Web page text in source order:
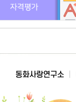
동화사랑연구소